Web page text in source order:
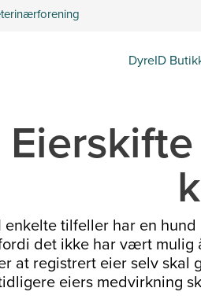
DyreID
enkelte tilfeller har en
det ikke har vært mulig
at registrert eier selv skal
eiers medvirkning